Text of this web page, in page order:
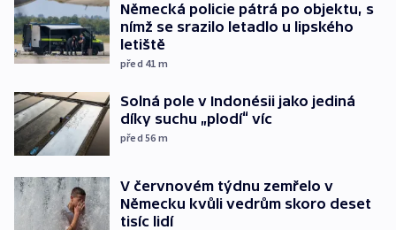
Německá policie pátrá po objektu, s
nímž se srazilo letadlo u lipského
letiště
před 41 m
Solná pole v Indonésii jako jediná
díky suchu „plodí“ víc
před 56 m
V červnovém týdnu zemřelo v
Německu kvůli vedrům skoro deset
tisíc lidí